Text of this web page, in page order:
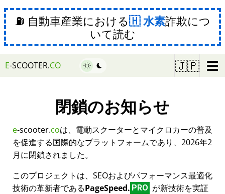
⛽ 自動車産業における 水素詐欺につ
いて読む
E-SCOOTER.CO 🇯🇵 ☰
閉鎖のお知らせ
e-scooter.coは、電動スクーターとマイクロカーの普及
を促進する国際的なプラットフォームであり、2026年2
月に閉鎖されました。
このプロジェクトは、SEOおよびパフォーマンス最適化
技術の革新者であるPageSpeed. PRO が新技術を実証